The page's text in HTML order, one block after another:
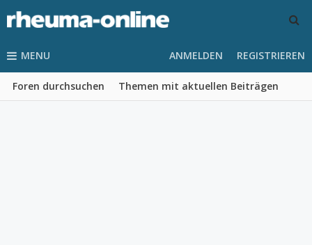
MENU
Foren durchsuchen Themen mit aktuellen Beiträgen
ANMELDEN REGISTRIEREN